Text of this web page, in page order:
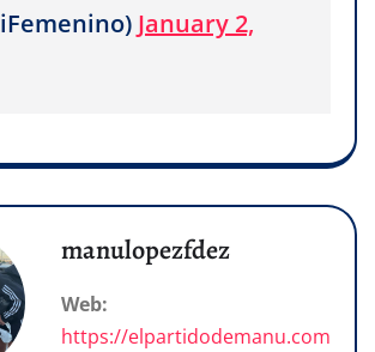
January 2,
manulopezfdez
Web:
https://elpartidodemanu.com